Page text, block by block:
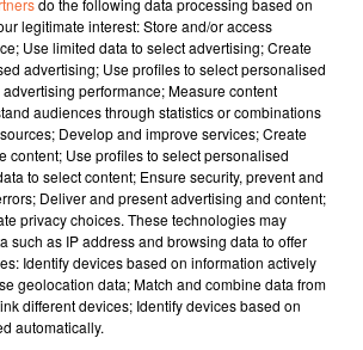
13 min 45 sec
16 OCTOBRE (MIDI)
vous
Gazeau
Mauléon acceuillera le 1er forum sur
petite enfance à l'âge adulte ce
Rivadis sur le salon
360 au Carrousel du Louvre à
do the following data processing based on
legitimate interest: Store and/or access
Use limited data to select advertising; Create
advertising; Use profiles to select personalised
performance; Measure content
audiences through statistics or combinations
Develop and improve services; Create
content; Use profiles to select personalised
to select content; Ensure security, prevent and
Deliver and present advertising and content;
privacy choices. These technologies may
such as IP address and browsing data to offer
Identify devices based on information actively
geolocation data; Match and combine data from
different devices; Identify devices based on
automatically.